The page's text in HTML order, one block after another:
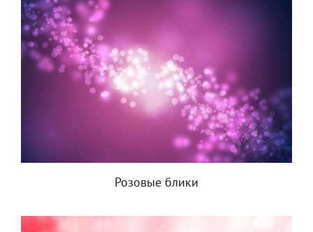
Розовые блики